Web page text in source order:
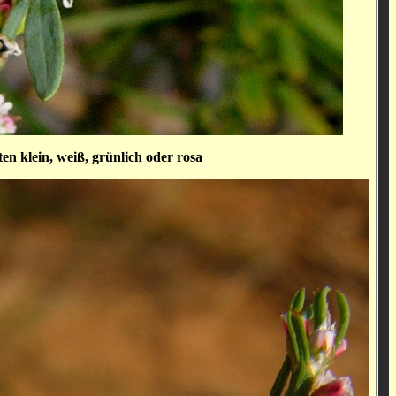
klein, weiß, grünlich oder rosa